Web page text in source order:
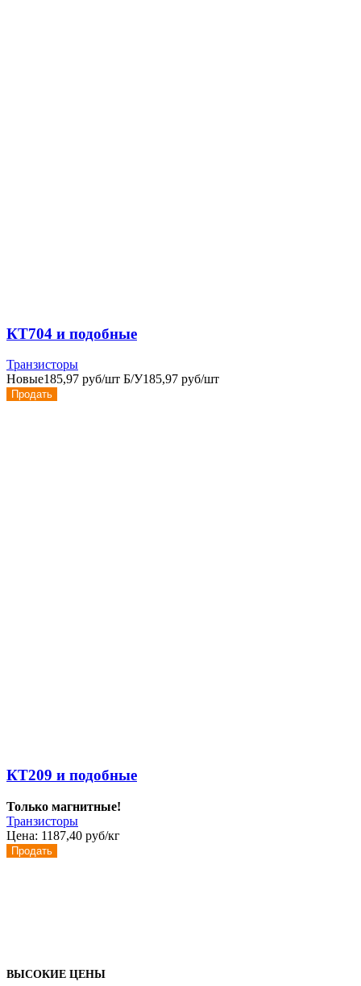
КТ704 и подобные
Транзисторы
Новые185,97 руб/шт Б/У185,97 руб/шт
Продать
КТ209 и подобные
Только магнитные!
Транзисторы
Цена: 1187,40 руб/кг
Продать
ВЫСОКИЕ ЦЕНЫ